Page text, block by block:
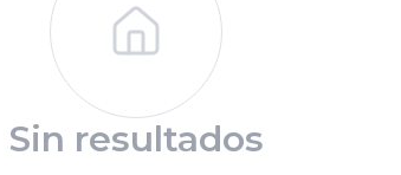
Sin resultados